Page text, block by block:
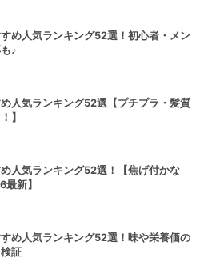
め人気ランキング52選！初心者・メン
♪
人気ランキング52選【プチプラ・髪質
】
人気ランキング52選！【焦げ付かな
新】
め人気ランキング52選！味や栄養価の
証